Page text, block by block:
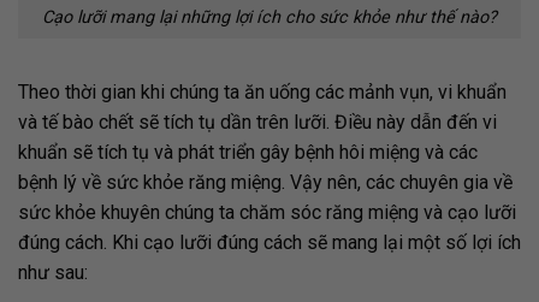
Cạo lưỡi mang lại những lợi ích cho sức khỏe như thế nào?
Theo thời gian khi chúng ta ăn uống các mảnh vụn, vi khuẩn
và tế bào chết sẽ tích tụ dần trên lưỡi. Điều này dẫn đến vi
khuẩn sẽ tích tụ và phát triển gây bệnh hôi miệng và các
bệnh lý về sức khỏe răng miệng. Vậy nên, các chuyên gia về
sức khỏe khuyên chúng ta chăm sóc răng miệng và cạo lưỡi
đúng cách. Khi cạo lưỡi đúng cách sẽ mang lại một số lợi ích
như sau: